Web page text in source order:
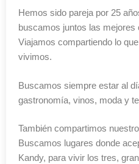
Nuestro Media Kit.
Hemos sido pareja por 25
buscamos juntos las mejores
Viajamos compartiendo lo
vivimos.
Buscamos siempre estar al
gastronomía, vinos, moda y
También compartimos
Buscamos lugares donde
Kandy, para vivir los tres,